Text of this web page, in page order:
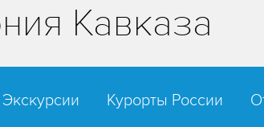
Кавказа
Экскурсии Курорты России